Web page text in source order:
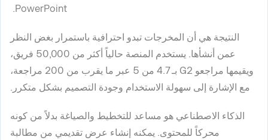
PowerPoint.
النتيجة هي أن المخرجات تبدو احترافية باستمرار بغض النظر
عمن أنشأها. يستخدم المنصة حالياً أكثر من 50,000 فريق،
ويقيمها مراجعو G2 بـ 4.7 من 5 عبر ما يقرب من 200 مراجعة،
مع الإشارة إلى سهولة الاستخدام وجودة التصميم بشكل متكرر.
الذكاء الاصطناعي هو مساعد للتخطيط والصياغة بدلاً من كونه
محركاً للمحتوى. يمكنه إنشاء عرض تقديمي من مطالبة